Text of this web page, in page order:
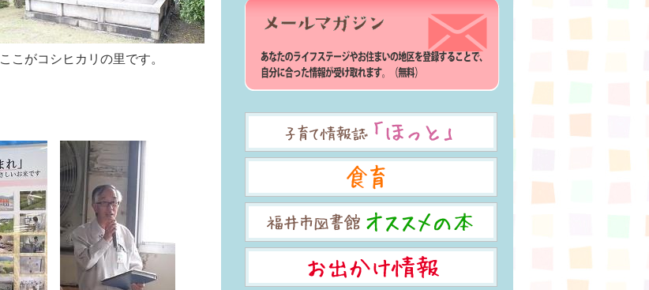
ここがコシヒカリの里です。